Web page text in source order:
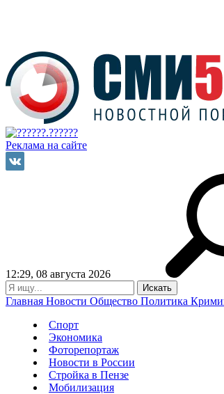
Реклама на сайте
12:29, 08 августа 2026
Главная Новости Общество Политика
Спорт
Экономика
Фоторепортаж
Новости в России
Стройка в Пензе
Мобилизация